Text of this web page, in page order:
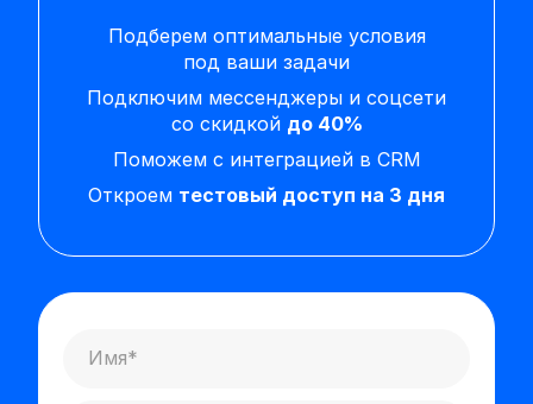
Подберем оптимальные условия
под ваши задачи
Подключим мессенджеры и соцсети
со скидкой до 40%
Поможем с интеграцией в CRM
Откроем тестовый доступ на 3 дня